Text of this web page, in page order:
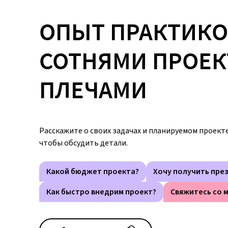
ОПЫТ
СОТНЯМИ
ПЛЕЧАМИ
Расскажите о своих задачах и планируемом
чтобы обсудить детали.
Какой бюджет проекта?
Хочу получить
Как быстро внедрим проект?
Свяжитесь со